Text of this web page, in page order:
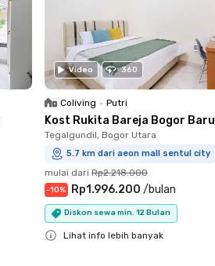
Video 360
Coliving • Putri
Kost Rukita Bareja Bogor Baru
Tegalgundil, Bogor Utara
5.7 km dari aeon mall sentul city
mulai dari Rp2.218.000
-10% Rp1.996.200 /bulan
Diskon sewa min. 12 Bulan
Lihat info lebih banyak